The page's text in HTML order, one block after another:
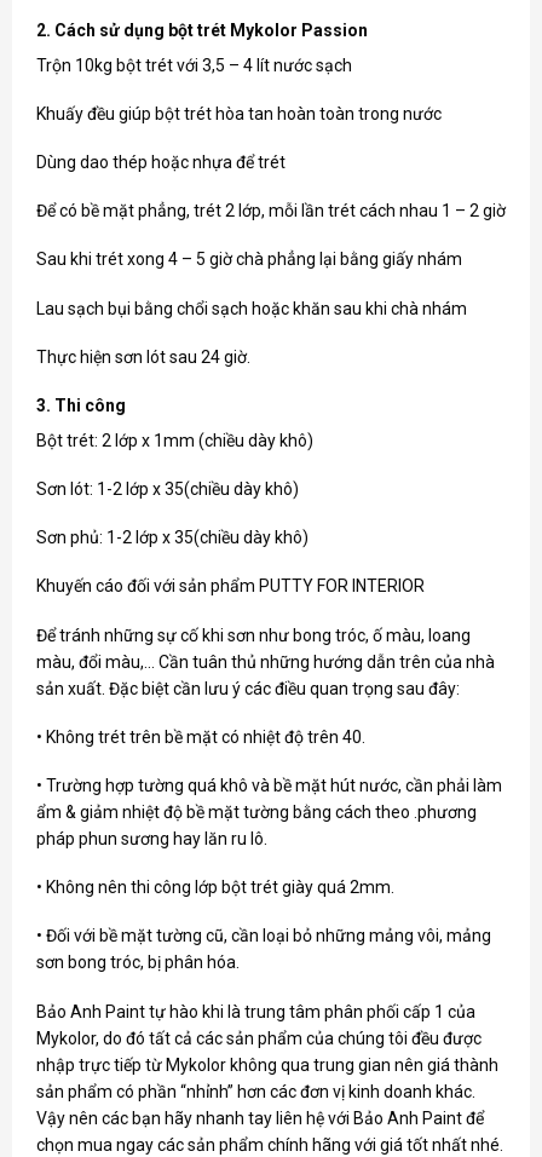
2. Cách sử dụng bột trét Mykolor Passion
Trộn 10kg bột trét với 3,5 – 4 lít nước sạch
Khuấy đều giúp bột trét hòa tan hoàn toàn trong nước
Dùng dao thép hoặc nhựa để trét
Để có bề mặt phẳng, trét 2 lớp, mỗi lần trét cách nhau 1 – 2 giờ
Sau khi trét xong 4 – 5 giờ chà phẳng lại bằng giấy nhám
Lau sạch bụi bằng chổi sạch hoặc khăn sau khi chà nhám
Thực hiện sơn lót sau 24 giờ.
3. Thi công
Bột trét: 2 lớp x 1mm (chiều dày khô)
Sơn lót: 1-2 lớp x 35(chiều dày khô)
Sơn phủ: 1-2 lớp x 35(chiều dày khô)
Khuyến cáo đối với sản phẩm PUTTY FOR INTERIOR
Để tránh những sự cố khi sơn như bong tróc, ố màu, loang
màu, đổi màu,… Cần tuân thủ những hướng dẫn trên của nhà
sản xuất. Đặc biệt cần lưu ý các điều quan trọng sau đây:
• Không trét trên bề mặt có nhiệt độ trên 40.
• Trường hợp tường quá khô và bề mặt hút nước, cần phải làm
ẩm & giảm nhiệt độ bề mặt tường bằng cách theo .phương
pháp phun sương hay lăn ru lô.
• Không nên thi công lớp bột trét giày quá 2mm.
• Đối với bề mặt tường cũ, cần loại bỏ những mảng vôi, mảng
sơn bong tróc, bị phân hóa.
Bảo Anh Painttự hào khi là trung tâm phân phối cấp 1 của
Mykolor, do đó tất cả các sản phẩm của chúng tôi đều được
nhập trực tiếp từ Mykolor không qua trung gian nên giá thành
sản phẩm có phần “nhỉnh” hơn các đơn vị kinh doanh khác.
Vậy nên các bạn hãy nhanh tay liên hệ với Bảo Anh Paint để
chọn mua ngay các sản phẩm chính hãng với giá tốt nhất nhé.